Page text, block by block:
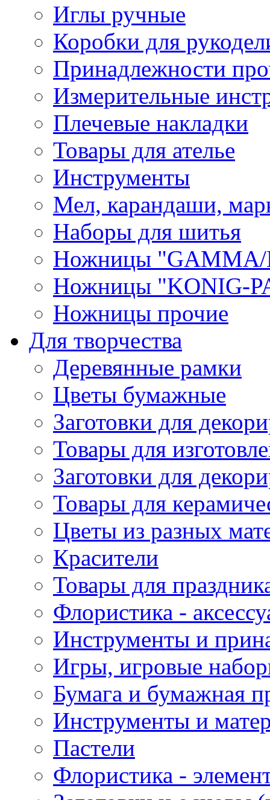
Иглы ручные
Коробки для
Принадлежности
Измерительные
Плечевые накладки
Товары для ателье
Инструменты
Мел, карандаши,
Наборы для шитья
Ножницы "GAMMA/
Ножницы "KONIG-
Ножницы прочие
Для творчества
Деревянные рамки
Цветы бумажные
Заготовки для
Товары для
Заготовки для
Товары для
Цветы из разных
Красители
Товары для
Флористика -
Инструменты и
Игры, игровые
Бумага и бумажная
Инструменты и
Пастели
Флористика -